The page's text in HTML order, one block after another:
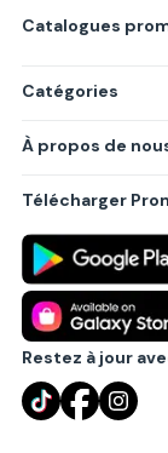
Catalogues
Catégories
Produits
Villes principales
À propos de
Politique de
Règlements
Partenariat B2B
Blog
Contact
Télécharger
Restez à jour